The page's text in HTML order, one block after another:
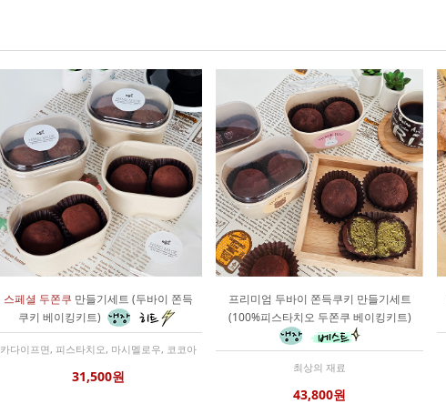
스페셜 두쫀쿠 만들기세트 (두바이 쫀득
쿠키 베이킹키트)
카다이프면, 피스타치오, 마시멜로우, 코코아
31,500원
프리미엄 두바이 쫀득쿠키 만들기세트
(100%피스타치오 두쫀쿠 베이킹키트)
최상의 재료
43,800원